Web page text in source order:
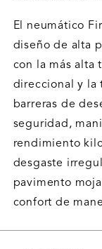
El neumático
diseño de alta
con la más alta
direccional y la
barreras de
seguridad,
rendimiento
desgaste
pavimento
confort de